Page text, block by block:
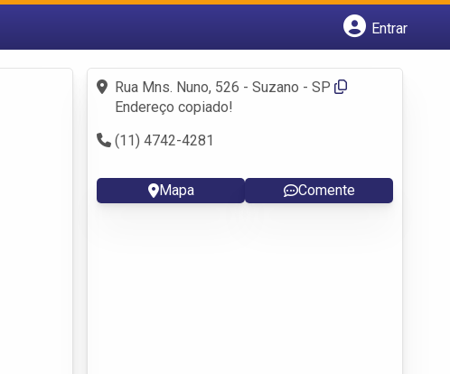
Entrar
Fazer login
Criar conta
Rua Mns. Nuno, 526 - Suzano - SP
Endereço copiado!
(11) 4742-4281
Mapa Comente